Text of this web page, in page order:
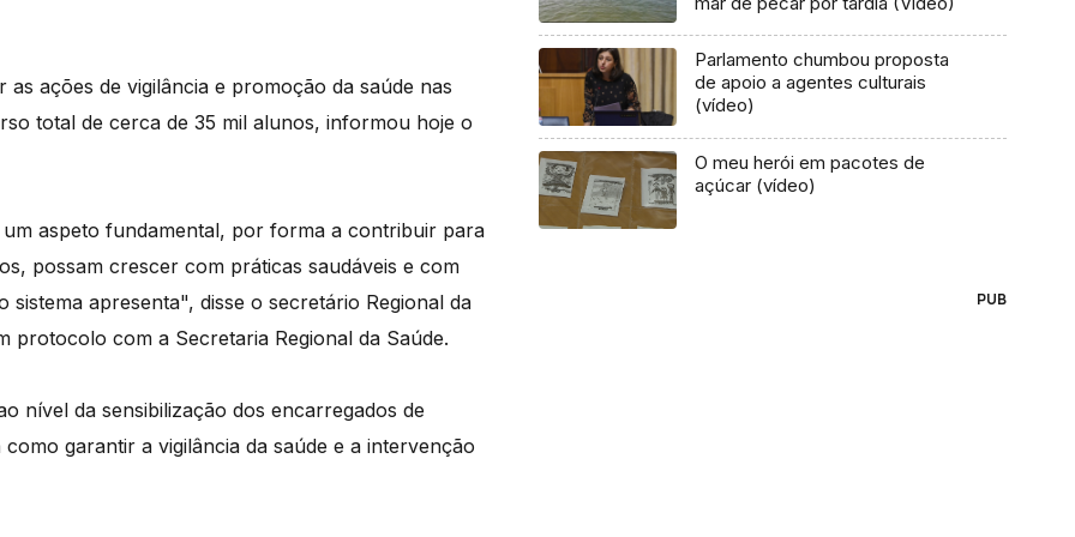
ações de vigilância e promoção da saúde nas
total de cerca de 35 mil alunos, informou hoje o
aspeto fundamental, por forma a contribuir para
possam crescer com práticas saudáveis e com
apresenta", disse o secretário Regional da
protocolo com a Secretaria Regional da Saúde.
nível da sensibilização dos encarregados de
garantir a vigilância da saúde e a intervenção
Parlamento chumbou proposta
de apoio a agentes culturais
(vídeo)
O meu herói em pacotes de
açúcar (vídeo)
PUB